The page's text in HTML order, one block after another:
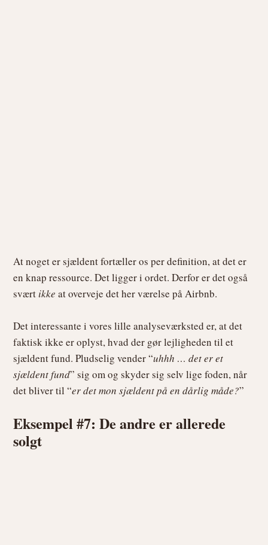
At noget er sjældent fortæller os per definition, at det er
en knap ressource. Det ligger i ordet. Derfor er det også
svært ikke at overveje det her værelse på Airbnb.
Det interessante i vores lille analyseværksted er, at det
faktisk ikke er oplyst, hvad der gør lejligheden til et
sjældent fund. Pludselig vender “uhhh … det er et
sjældent fund” sig om og skyder sig selv lige foden, når
det bliver til “er det mon sjældent på en dårlig måde?”
Eksempel #7: De andre er allerede
solgt